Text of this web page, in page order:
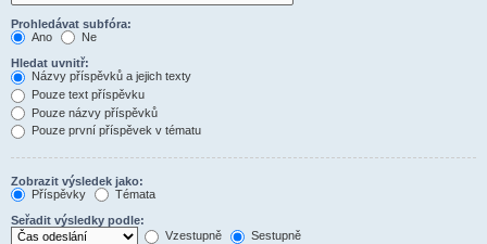
Prohledávat subfóra:
Ano
Ne
Hledat uvnitř:
Názvy příspěvků a jejich texty
Pouze text příspěvku
Pouze názvy příspěvků
Pouze první příspěvek v tématu
Zobrazit výsledek jako:
Příspěvky
Témata
Seřadit výsledky podle:
Vzestupně
Sestupně